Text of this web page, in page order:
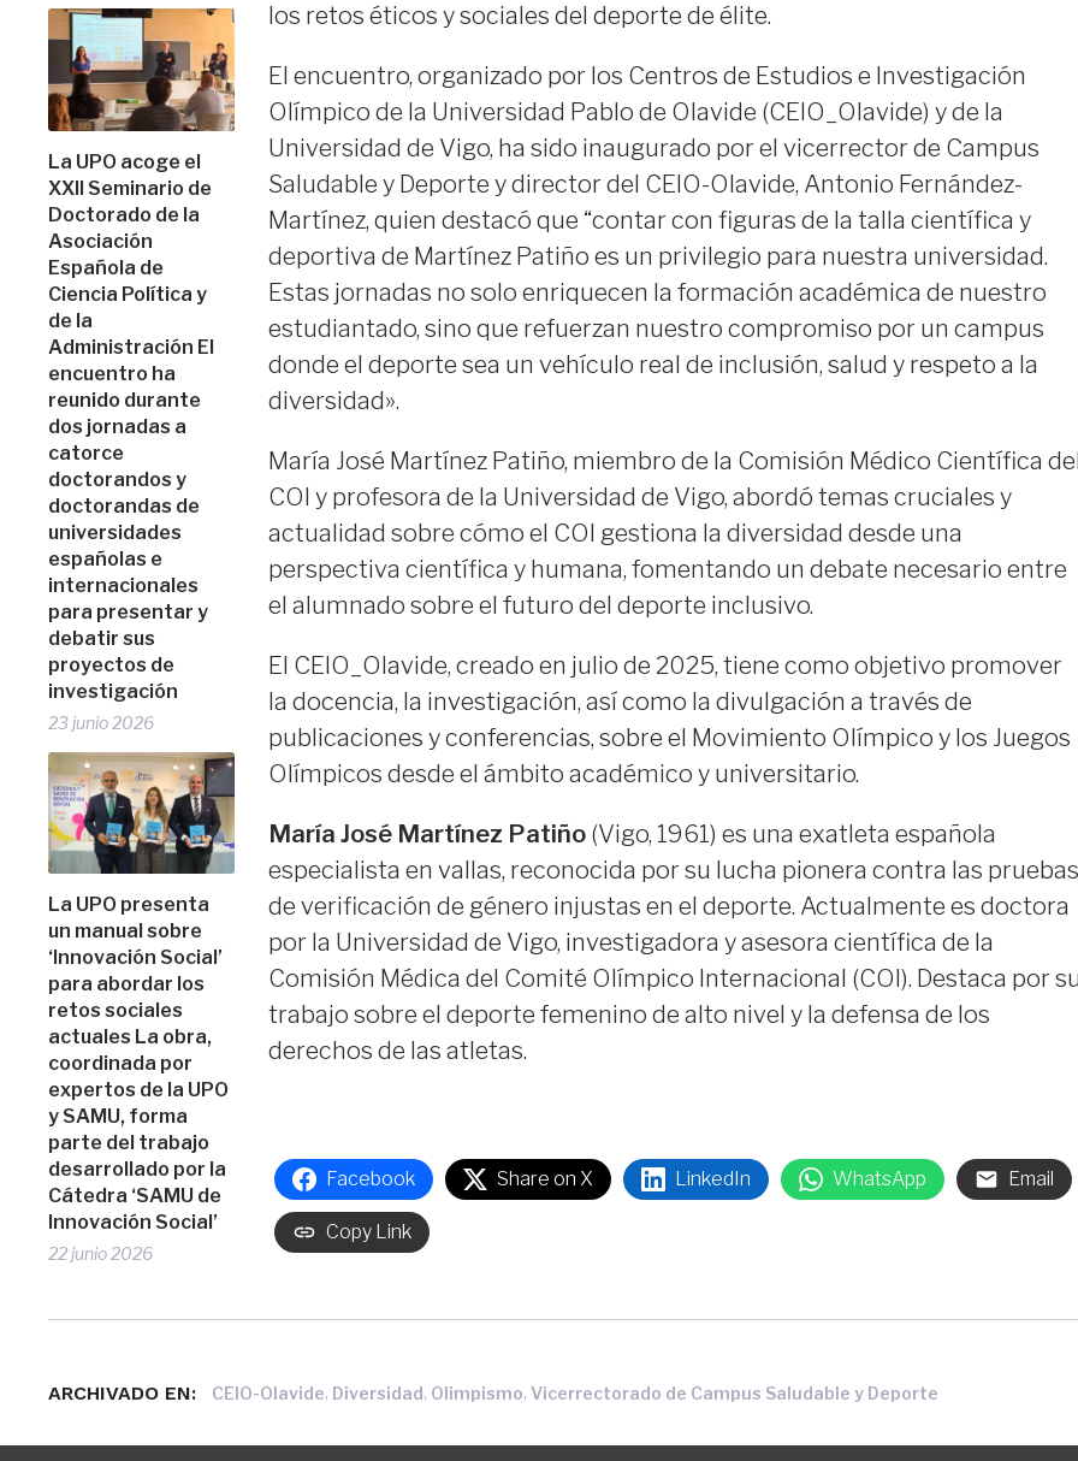
La UPO acoge el
XXII Seminario de
Doctorado de la
Asociación
Española de
Ciencia Política y
de la
Administración El
encuentro ha
reunido durante
dos jornadas a
catorce
doctorandos y
doctorandas de
universidades
españolas e
internacionales
para presentar y
debatir sus
proyectos de
investigación
23 junio 2026
La UPO presenta
un manual sobre
‘Innovación Social’
para abordar los
retos sociales
actuales La obra,
coordinada por
expertos de la UPO
y SAMU, forma
parte del trabajo
desarrollado por la
Cátedra ‘SAMU de
Innovación Social’
22 junio 2026
los retos éticos y sociales del deporte de élite.
El encuentro, organizado por los Centros de Estudios e Investigación
Olímpico de la Universidad Pablo de Olavide (CEIO_Olavide) y de la
Universidad de Vigo, ha sido inaugurado por el vicerrector de Campus
Saludable y Deporte y director del CEIO-Olavide, Antonio Fernández-
Martínez, quien destacó que “contar con figuras de la talla científica y
deportiva de Martínez Patiño es un privilegio para nuestra universidad.
Estas jornadas no solo enriquecen la formación académica de nuestro
estudiantado, sino que refuerzan nuestro compromiso por un campus
donde el deporte sea un vehículo real de inclusión, salud y respeto a la
diversidad».
María José Martínez Patiño, miembro de la Comisión Médico Científica
COI y profesora de la Universidad de Vigo, abordó temas cruciales y
actualidad sobre cómo el COI gestiona la diversidad desde una
perspectiva científica y humana, fomentando un debate necesario entre
el alumnado sobre el futuro del deporte inclusivo.
El CEIO_Olavide, creado en julio de 2025, tiene como objetivo promover
la docencia, la investigación, así como la divulgación a través de
publicaciones y conferencias, sobre el Movimiento Olímpico y los Juegos
Olímpicos desde el ámbito académico y universitario.
María José Martínez Patiño(Vigo, 1961) es una exatleta española
especialista en vallas, reconocida por su lucha pionera contra las pruebas
de verificación de género injustas en el deporte. Actualmente es doctora
por la Universidad de Vigo, investigadora y asesora científica de la
Comisión Médica del Comité Olímpico Internacional (COI). Destaca por
trabajo sobre el deporte femenino de alto nivel y la defensa de los
derechos de las atletas.
Facebook Share on X LinkedIn WhatsApp Email
Copy Link
ARCHIVADO EN: CEIO-Olavide, Diversidad, Olimpismo,Vicerrectorado de Campus Saludable y Deporte